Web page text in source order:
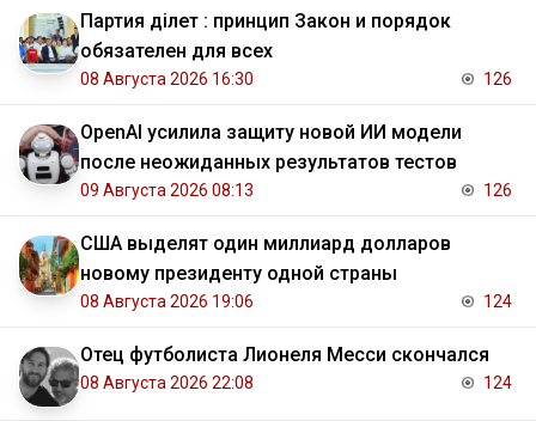
Партия Әділет : принцип Закон и порядок
обязателен для всех
08 Августа 2026 16:30 126
OpenAI усилила защиту новой ИИ модели
после неожиданных результатов тестов
09 Августа 2026 08:13 126
США выделят один миллиард долларов
новому президенту одной страны
08 Августа 2026 19:06 124
Отец футболиста Лионеля Месси скончался
08 Августа 2026 22:08 124